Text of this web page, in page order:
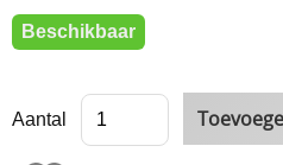
Beschikbaar
Aantal